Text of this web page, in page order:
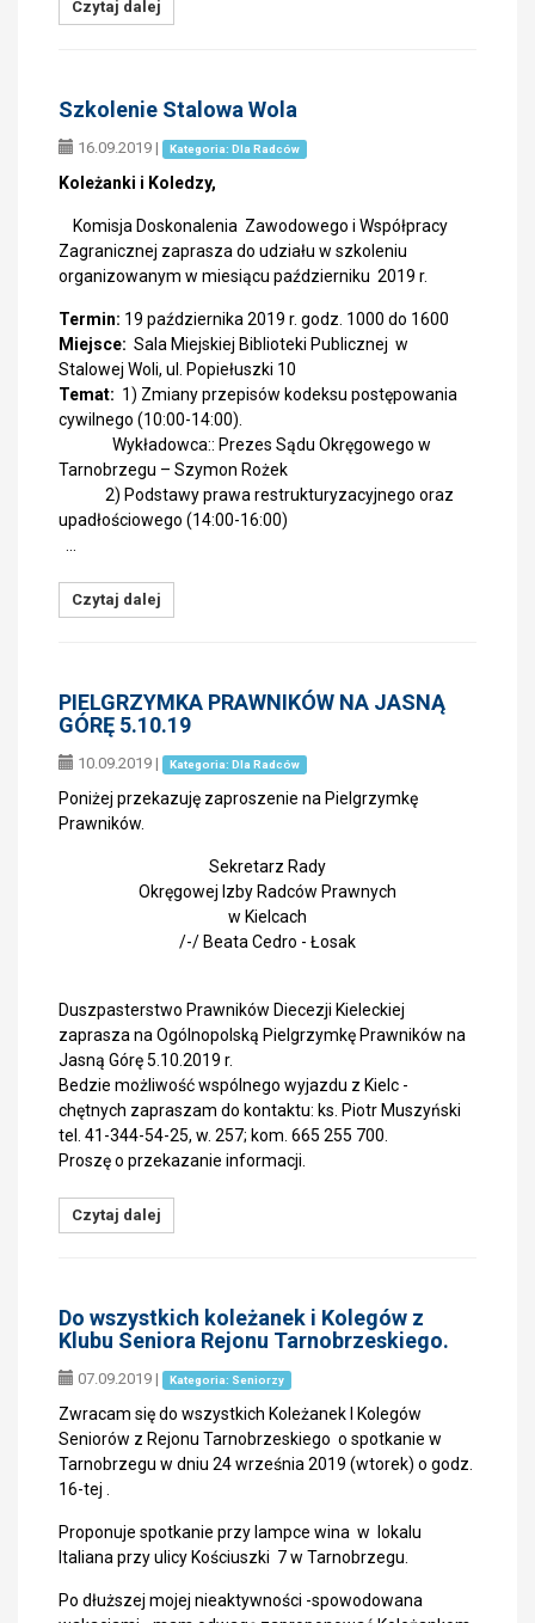
Czytaj dalej
Szkolenie Stalowa Wola
16.09.2019 | Kategoria: Dla Radców
Koleżanki i Koledzy,
Komisja Doskonalenia Zawodowego i Współpracy
Zagranicznej zaprasza do udziału w szkoleniu
organizowanym w miesiącu październiku 2019 r.
Termin: 19 października 2019 r. godz. 1000 do 1600
Miejsce: Sala Miejskiej Biblioteki Publicznej w
Stalowej Woli, ul. Popiełuszki 10
Temat: 1) Zmiany przepisów kodeksu postępowania
cywilnego (10:00-14:00).
Wykładowca:: Prezes Sądu Okręgowego w
Tarnobrzegu – Szymon Rożek
2) Podstawy prawa restrukturyzacyjnego oraz
upadłościowego (14:00-16:00)
Czytaj dalej
PIELGRZYMKA PRAWNIKÓW NA JASNĄ
GÓRĘ 5.10.19
10.09.2019 | Kategoria: Dla Radców
Poniżej przekazuję zaproszenie na Pielgrzymkę
Prawników.
Sekretarz Rady
Okręgowej Izby Radców Prawnych
w Kielcach
/-/ Beata Cedro - Łosak
Duszpasterstwo Prawników Diecezji Kieleckiej
zaprasza na Ogólnopolską Pielgrzymkę Prawników na
Jasną Górę 5.10.2019 r.
Bedzie możliwość wspólnego wyjazdu z Kielc -
chętnych zapraszam do kontaktu: ks. Piotr Muszyński
tel. 41-344-54-25, w. 257; kom. 665 255 700.
Proszę o przekazanie informacji.
Czytaj dalej
Do wszystkich koleżanek i Kolegów z
Klubu Seniora Rejonu Tarnobrzeskiego.
07.09.2019 | Kategoria: Seniorzy
Zwracam się do wszystkich Koleżanek I Kolegów
Seniorów z Rejonu Tarnobrzeskiego o spotkanie w
Tarnobrzegu w dniu 24 września 2019 (wtorek) o godz.
16-tej .
Proponuje spotkanie przy lampce wina w lokalu
Italiana przy ulicy Kościuszki 7 w Tarnobrzegu.
Po dłuższej mojej nieaktywności -spowodowana